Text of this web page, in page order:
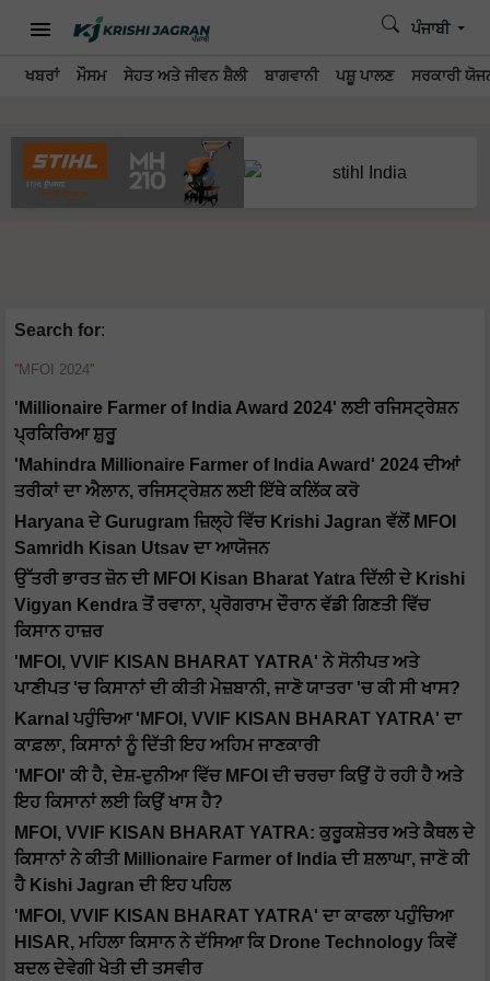
ਖਬਰਾਂ ਮੌਸਮ ਸੇਹਤ ਅਤੇ ਜੀਵਨ ਸ਼ੈਲੀ ਬਾਗਵਾਨੀ ਪਸ਼ੂ ਪਾਲਣ ਸਰਕਾਰੀ
ਪੰਜਾਬੀ
Search for:
MFOI 2024
'Millionaire Farmer of India Award 2024' ਲਈ ਰਜਿਸਟ੍ਰੇਸ਼ਨ
ਪ੍ਰਕਿਰਿਆ ਸ਼ੁਰੂ
'Mahindra Millionaire Farmer of India Award' 2024 ਦੀਆਂ
ਤਰੀਕਾਂ ਦਾ ਐਲਾਨ, ਰਜਿਸਟ੍ਰੇਸ਼ਨ ਲਈ ਇੱਥੇ ਕਲਿੱਕ ਕਰੋ
Haryana ਦੇ Gurugram ਜ਼ਿਲ੍ਹੇ ਵਿੱਚ Krishi Jagran ਵੱਲੋਂ MFOI
Samridh Kisan Utsav ਦਾ ਆਯੋਜਨ
ਉੱਤਰੀ ਭਾਰਤ ਜ਼ੋਨ ਦੀ MFOI Kisan Bharat Yatra ਦਿੱਲੀ ਦੇ Krishi
Vigyan Kendra ਤੋਂ ਰਵਾਨਾ, ਪ੍ਰੋਗਰਾਮ ਦੌਰਾਨ ਵੱਡੀ ਗਿਣਤੀ ਵਿੱਚ
ਕਿਸਾਨ ਹਾਜ਼ਰ
'MFOI, VVIF KISAN BHARAT YATRA' ਨੇ ਸੋਨੀਪਤ ਅਤੇ
ਪਾਣੀਪਤ 'ਚ ਕਿਸਾਨਾਂ ਦੀ ਕੀਤੀ ਮੇਜ਼ਬਾਨੀ, ਜਾਣੋ ਯਾਤਰਾ 'ਚ ਕੀ ਸੀ ਖਾਸ?
Karnal ਪਹੁੰਚਿਆ 'MFOI, VVIF KISAN BHARAT YATRA' ਦਾ
ਕਾਫ਼ਲਾ, ਕਿਸਾਨਾਂ ਨੂੰ ਦਿੱਤੀ ਇਹ ਅਹਿਮ ਜਾਣਕਾਰੀ
'MFOI' ਕੀ ਹੈ, ਦੇਸ਼-ਦੁਨੀਆ ਵਿੱਚ MFOI ਦੀ ਚਰਚਾ ਕਿਉਂ ਹੋ ਰਹੀ ਹੈ ਅਤੇ
ਇਹ ਕਿਸਾਨਾਂ ਲਈ ਕਿਉਂ ਖਾਸ ਹੈ?
MFOI, VVIF KISAN BHARAT YATRA: ਕੁਰੂਕਸ਼ੇਤਰ ਅਤੇ ਕੈਥਲ ਦੇ
ਕਿਸਾਨਾਂ ਨੇ ਕੀਤੀ Millionaire Farmer of India ਦੀ ਸ਼ਲਾਘਾ, ਜਾਣੋ ਕੀ
ਹੈ Kishi Jagran ਦੀ ਇਹ ਪਹਿਲ
'MFOI, VVIF KISAN BHARAT YATRA' ਦਾ ਕਾਫਲਾ ਪਹੁੰਚਿਆ
HISAR, ਮਹਿਲਾ ਕਿਸਾਨ ਨੇ ਦੱਸਿਆ ਕਿ Drone Technology ਕਿਵੇਂ
ਬਦਲ ਦੇਵੇਗੀ ਖੇਤੀ ਦੀ ਤਸਵੀਰ